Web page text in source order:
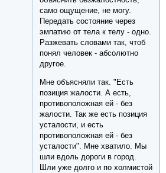
само ощущение, не могу.
Передать состояние через
эмпатию от тела к телу - одно.
Разжевать словами так, чтоб
понял человек - абсолютно
другое.
Мне объясняли так. "Есть
позиция жалости. А есть,
противоположная ей - без
жалости. Так же есть позиция
усталости, и есть
противоположная ей - без
усталости". Мне хватило. Мы
шли вдоль дороги в город.
Шли уже долго и по холмистой